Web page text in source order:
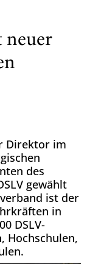
neuer
Direktor im
des
gewählt
ist der
in
DSLV-
Hochschulen,